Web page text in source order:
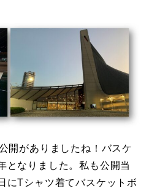
開がありましたね！バスケ
となりました。私も公開当
にTシャツ着てバスケットボ